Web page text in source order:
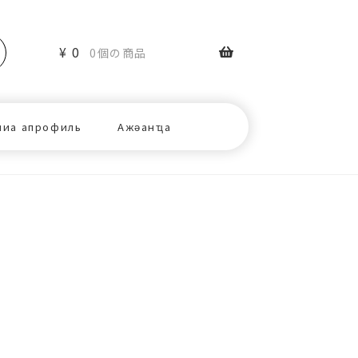
апрофиль Ажәанҵа
¥ 0 0個の商品